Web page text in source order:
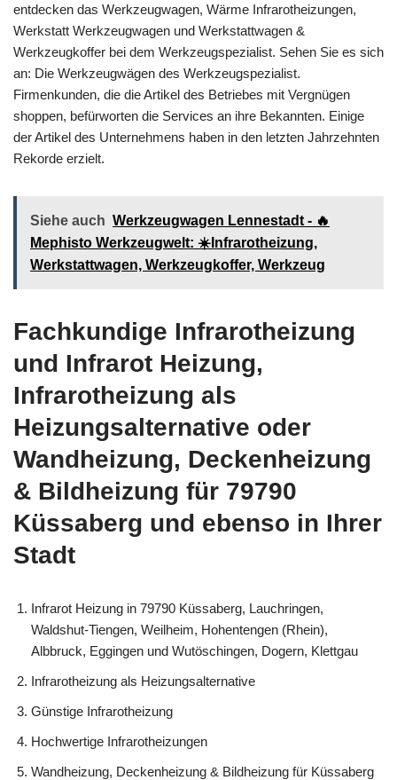
entdecken das Werkzeugwagen, Wärme Infrarotheizungen,
Werkstatt Werkzeugwagen und Werkstattwagen &
Werkzeugkoffer bei dem Werkzeugspezialist. Sehen Sie es sich
an: Die Werkzeugwägen des Werkzeugspezialist.
Firmenkunden, die die Artikel des Betriebes mit Vergnügen
shoppen, befürworten die Services an ihre Bekannten. Einige
der Artikel des Unternehmens haben in den letzten Jahrzehnten
Rekorde erzielt.
Siehe auch Werkzeugwagen Lennestadt - 🔥
Mephisto Werkzeugwelt: ☀️Infrarotheizung,
Werkstattwagen, Werkzeugkoffer, Werkzeug
Fachkundige Infrarotheizung
und Infrarot Heizung,
Infrarotheizung als
Heizungsalternative oder
Wandheizung, Deckenheizung
& Bildheizung für 79790
Küssaberg und ebenso in Ihrer
Stadt
Infrarot Heizung in 79790 Küssaberg, Lauchringen,
Waldshut-Tiengen, Weilheim, Hohentengen (Rhein),
Albbruck, Eggingen und Wutöschingen, Dogern, Klettgau
Infrarotheizung als Heizungsalternative
Günstige Infrarotheizung
Hochwertige Infrarotheizungen
Wandheizung, Deckenheizung & Bildheizung für Küssaberg